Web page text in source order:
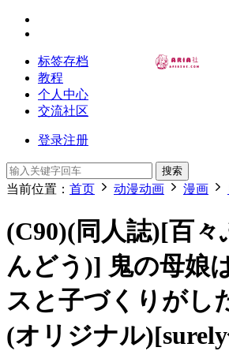
标签存档
教程
个人中心
交流社区
登录注册
搜索
当前位置： 首页 动漫动画 漫画
(C90)(同人誌)[百々
んどう)] 鬼の母娘
スと子づくりがし
(オリジナル